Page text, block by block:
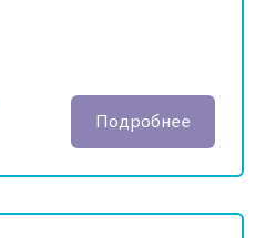
Подробнее